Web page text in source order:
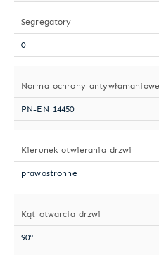
Segregatory
0
Norma ochrony
PN-EN 14450
Kierunek otwierania drzwi
prawostronne
Kąt otwarcia drzwi
90°